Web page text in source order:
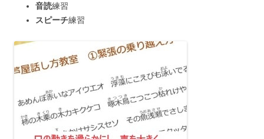
音読練習
スピーチ練習